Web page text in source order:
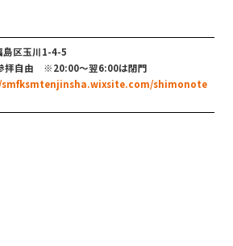
島区玉川1-4-5
拝自由 ※20:00～翌6:00は閉門
shimonote